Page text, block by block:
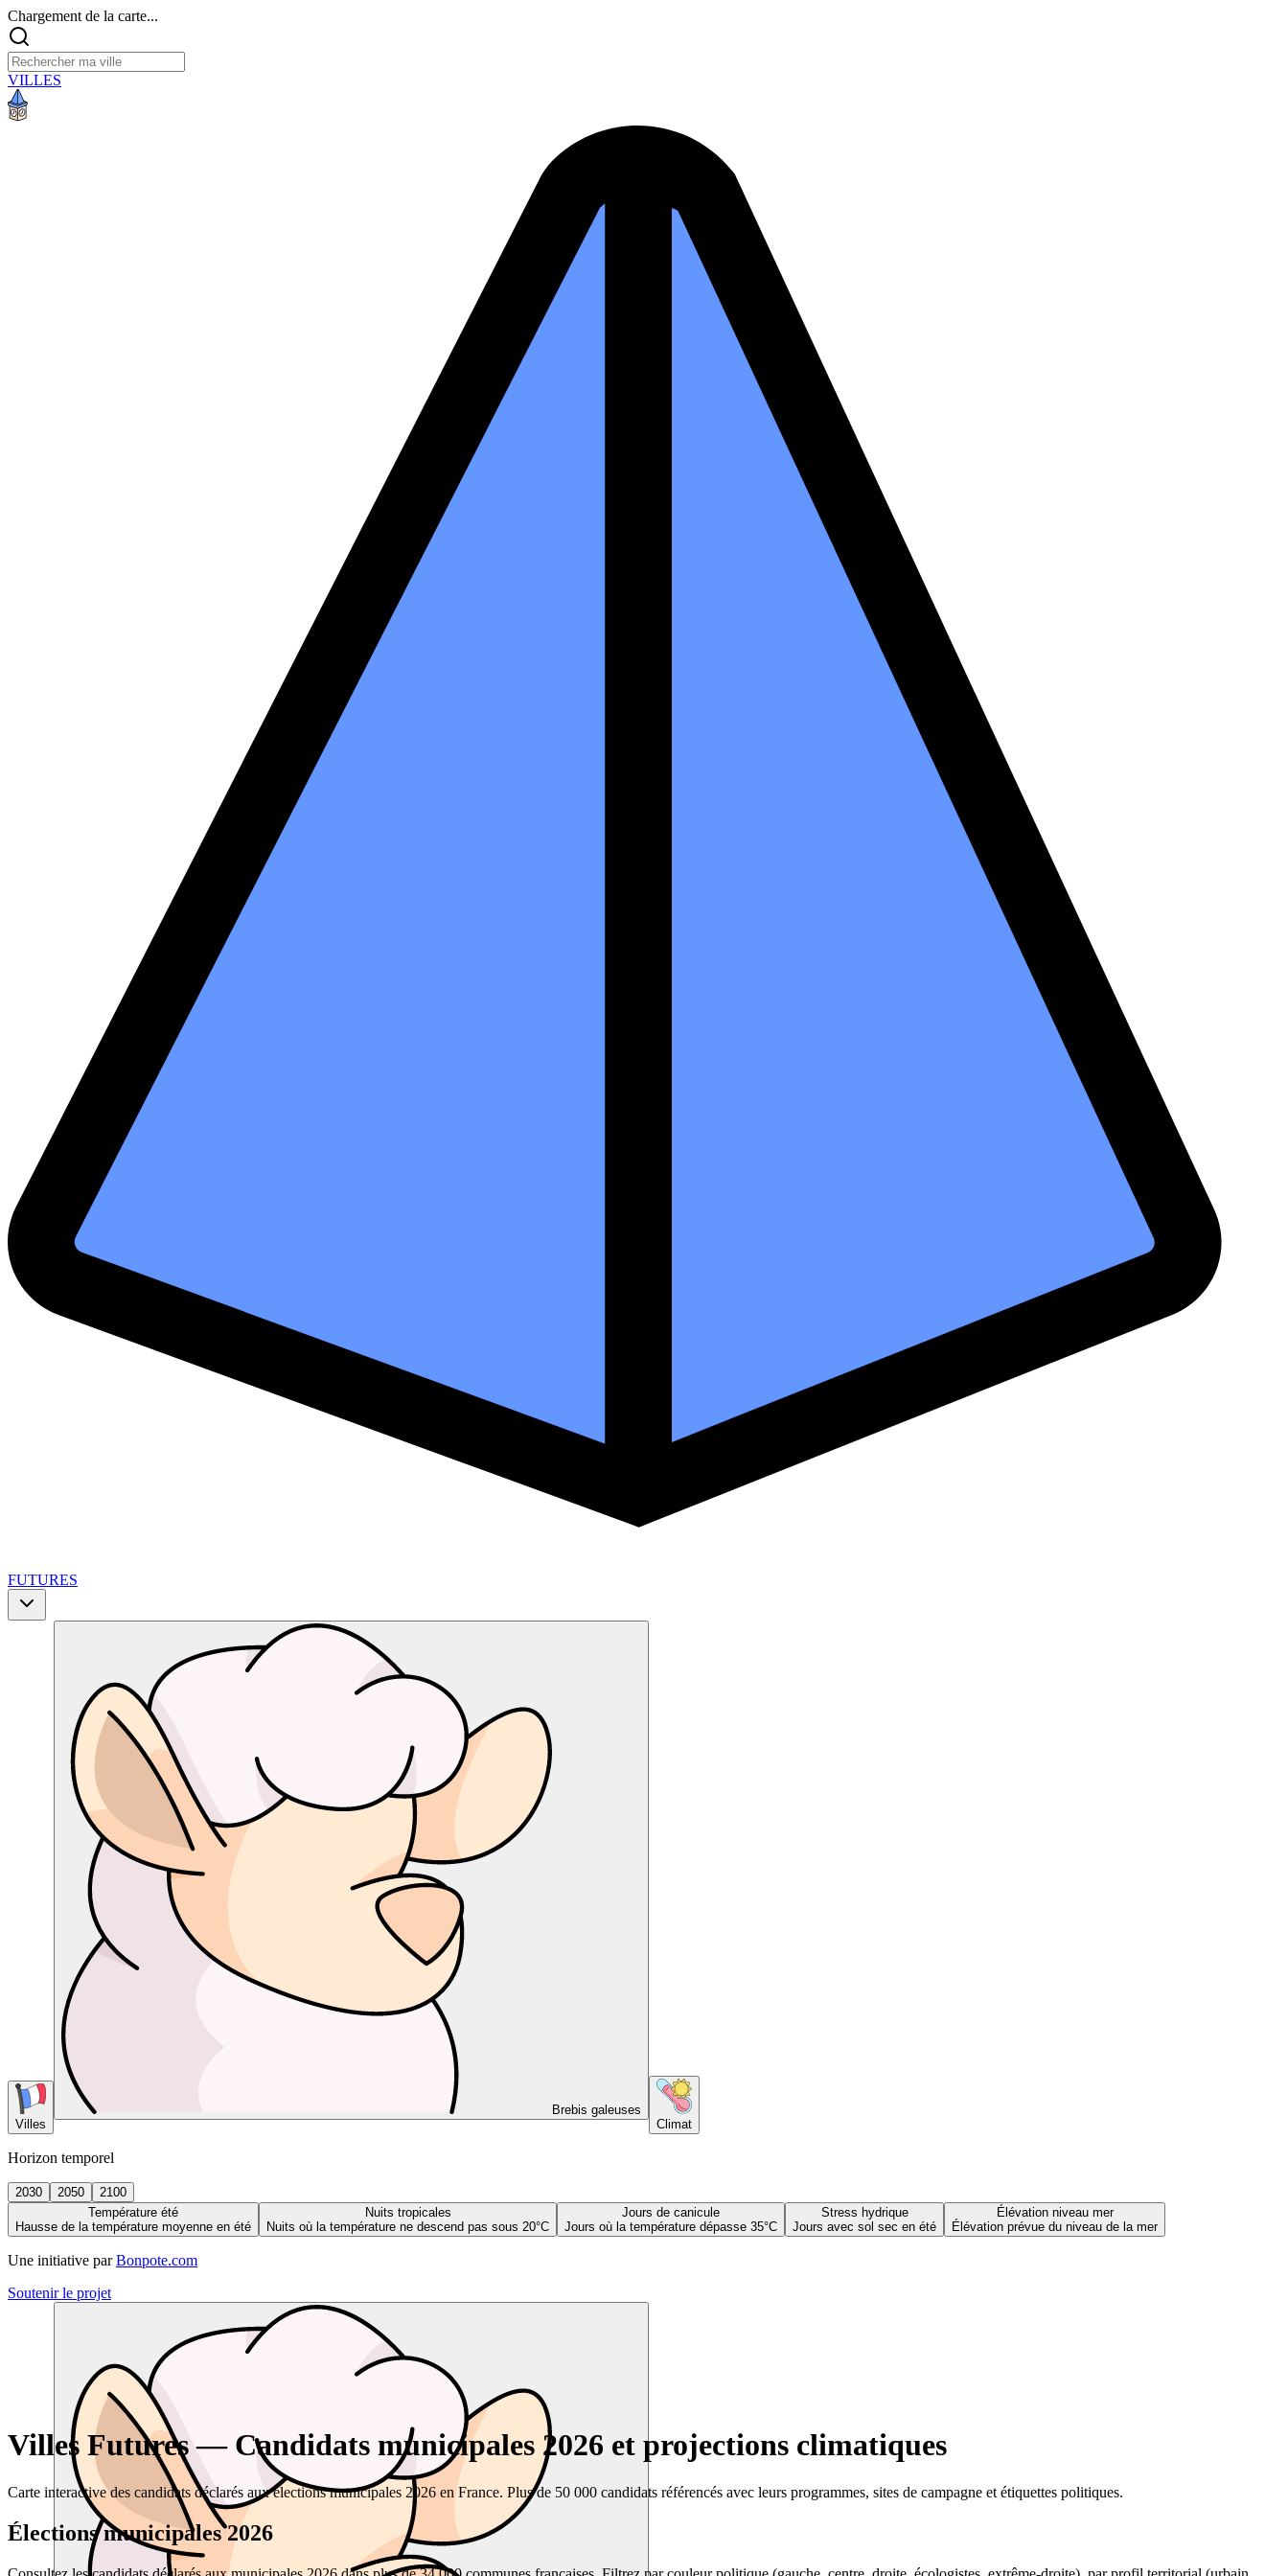
Chargement de la carte...
VILLES
FUTURES
Villes
Brebis galeuses
Climat
Horizon temporel
2030 2050
2100
Température été
Hausse de la température moyenne en été
Nuits tropicales
Nuits où la température ne descend pas sous 20°C
Jours de canicule
Jours où la température dépasse 35°C
Stress hydrique
Jours avec sol sec en été
Élévation niveau mer
Élévation prévue du niveau de la mer
Une initiative par Bonpote.com
Soutenir le projet
Villes Futures — Candidats municipales 2026 et projections climatiques
Carte interactive des candidats déclarés aux élections municipales 2026 en France. Plus de 50 000 candidats référencés avec leurs programmes, sites de campagne et étiquettes politiques.
Élections municipales 2026